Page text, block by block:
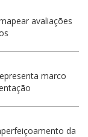
avaliações
marco
da